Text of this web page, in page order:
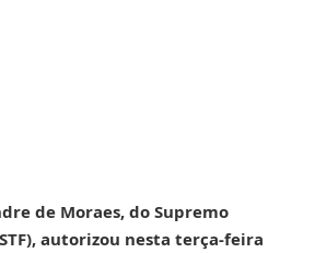
de Moraes, do Supremo
autorizou nesta terça-feira